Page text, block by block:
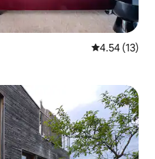
Calificación
4.54 (13)